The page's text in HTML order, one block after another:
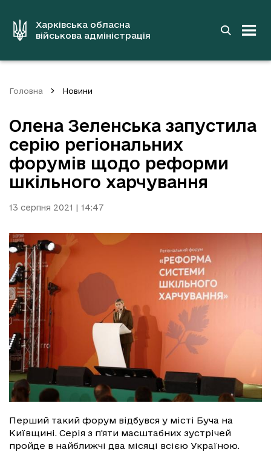
вмістуХарківська обласна
військова адміністрація
Головна Новини
Олена Зеленська запустила
серію регіональних
форумів щодо реформи
шкільного харчування
13 серпня 2021 | 14:47
Перший такий форум відбувся у місті Буча на
Київщині. Серія з п'яти масштабних зустрічей
пройде в найближчі два місяці всією Україною.